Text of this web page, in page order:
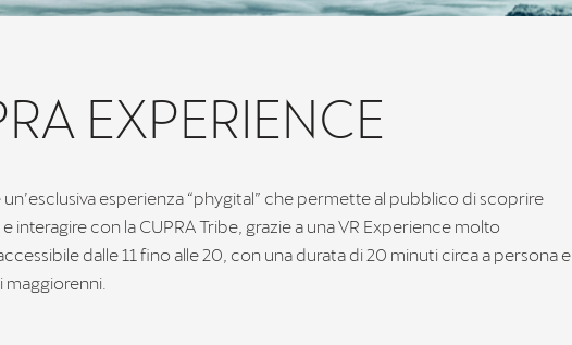
EXPERIENCE
un’esclusiva esperienza “phygital” che permette al pubblico di scoprire
interagire con la CUPRA Tribe, grazie a una VR Experience molto
dalle 11 fino alle 20, con una durata di 20 minuti circa a persona e
maggiorenni.